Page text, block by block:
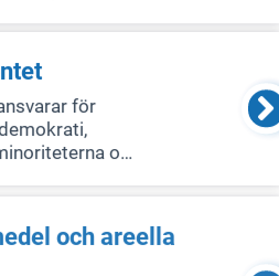
samt hur
användas och
för
och
och areella